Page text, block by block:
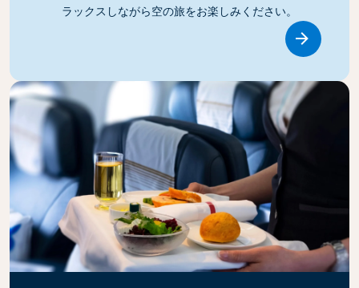
ラックスしながら空の旅をお楽しみください。